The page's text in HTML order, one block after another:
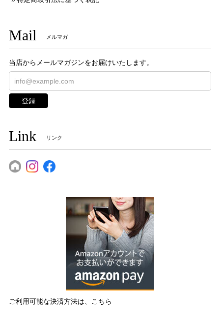
Mail メルマガ
当店からメールマガジンをお届けいたします。
登録
Link リンク
ご利用可能な決済方法は、こちら